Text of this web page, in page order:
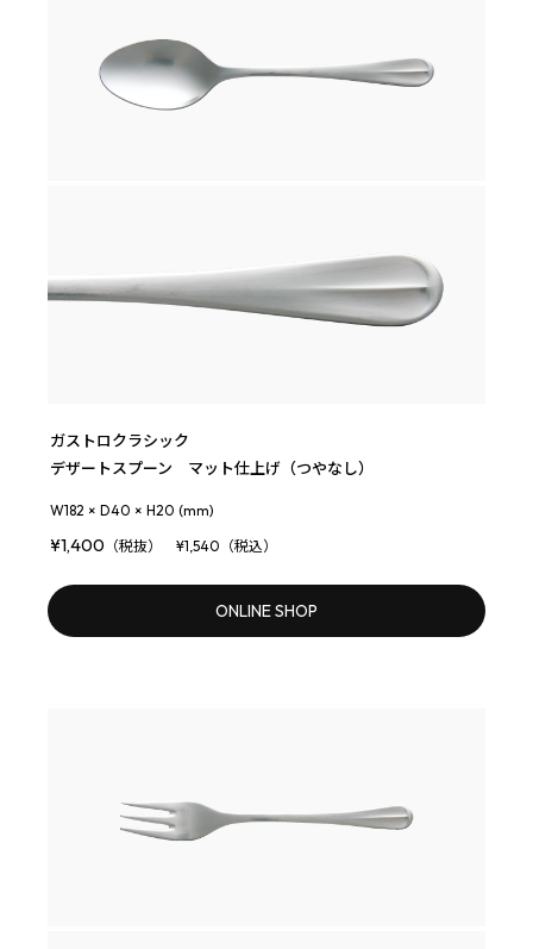
ガストロクラシック
デザートスプーン マット仕上げ（つやなし）
W182 × D40 × H20 (mm)
¥1,400 （税抜） ¥1,540（税込）
ONLINE SHOP